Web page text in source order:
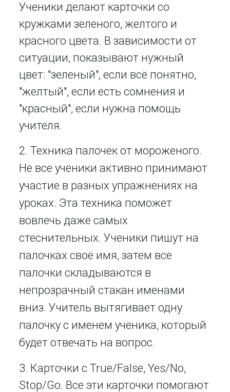
Ученики делают карточки со
кружками зеленого, желтого и
красного цвета. В зависимости от
ситуации, показывают нужный
цвет: "зеленый", если всё понятно,
"желтый", если есть сомнения и
"красный", если нужна помощь
учителя.
2. Техника палочек от мороженого.
Не все ученики активно принимают
участие в разных упражнениях на
уроках. Эта техника поможет
вовлечь даже самых
стеснительных. Ученики пишут на
палочках своё имя, затем все
палочки складываются в
непрозрачный стакан именами
вниз. Учитель вытягивает одну
палочку с именем ученика, который
будет отвечать на вопрос.
3. Карточки с True/False, Yes/No,
Stop/Go. Все эти карточки помогают